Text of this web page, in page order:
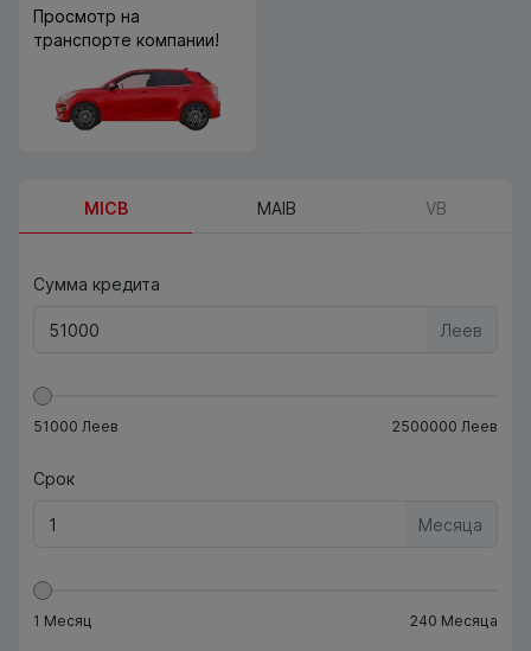
Просмотр на
транспорте компании!
MICB MAIB VB
Сумма кредита
Леев
51000 Леев 2500000 Леев
Срок
Месяца
1 Месяц 240 Месяца